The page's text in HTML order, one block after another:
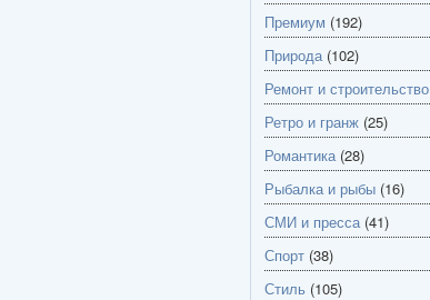
Премиум (192)
Природа(102)
Ремонт и строительство
Ретро и гранж (25)
Романтика(28)
Рыбалка и рыбы (16)
СМИ и пресса(41)
Спорт (38)
Стиль (105)